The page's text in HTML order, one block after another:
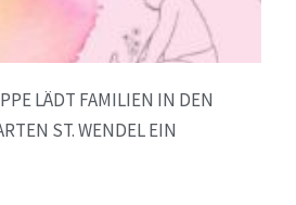
LÄDT FAMILIEN IN DEN
ST. WENDEL EIN